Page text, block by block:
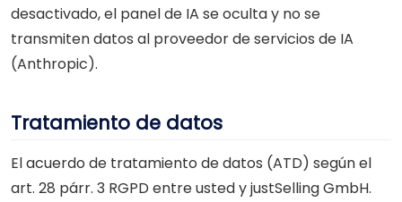
desactivado, el panel de IA se oculta y no se
transmiten datos al proveedor de servicios de IA
(Anthropic).
Tratamiento de datos
El acuerdo de tratamiento de datos (ATD) según el
art. 28 párr. 3 RGPD entre usted y justSelling GmbH.